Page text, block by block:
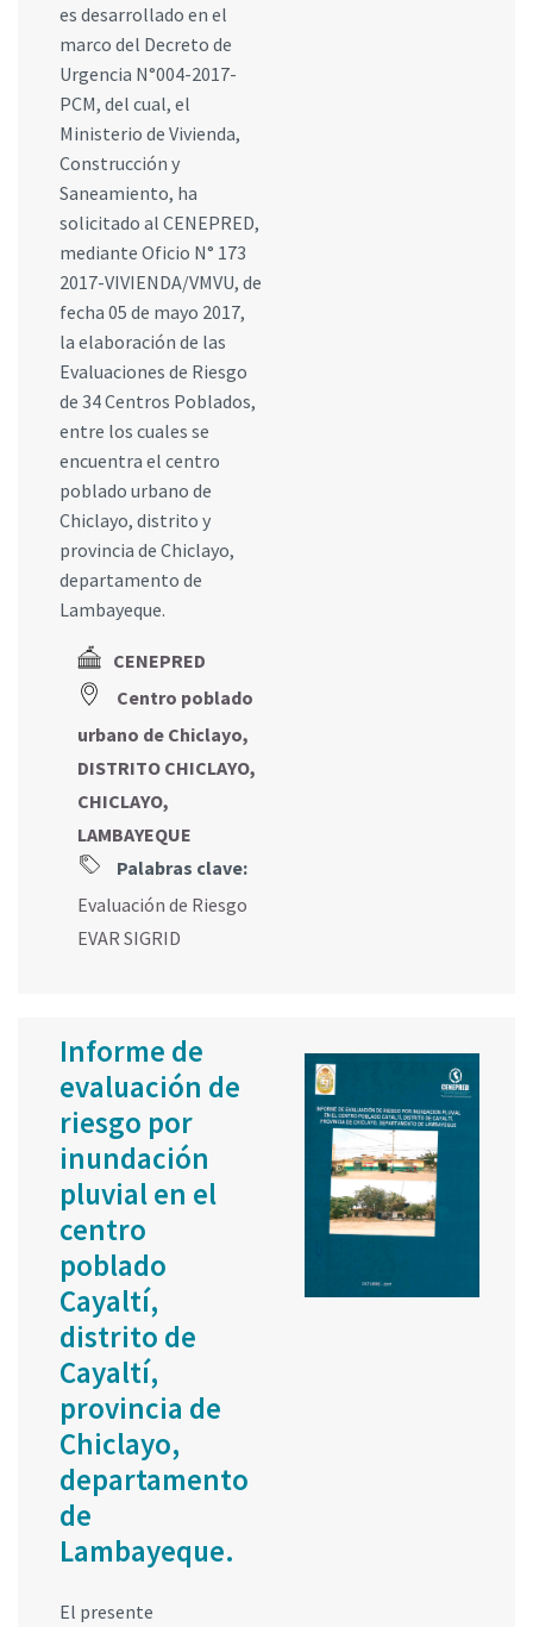
es desarrollado en el
marco del Decreto de
Urgencia N°004-2017-
PCM, del cual, el
Ministerio de Vivienda,
Construcción y
Saneamiento, ha
solicitado al CENEPRED,
mediante Oficio N° 173
2017-VIVIENDA/VMVU, de
fecha 05 de mayo 2017,
la elaboración de las
Evaluaciones de Riesgo
de 34 Centros Poblados,
entre los cuales se
encuentra el centro
poblado urbano de
Chiclayo, distrito y
provincia de Chiclayo,
departamento de
Lambayeque.
CENEPRED
Centro poblado
urbano de Chiclayo,
DISTRITO CHICLAYO,
CHICLAYO,
LAMBAYEQUE
Palabras clave:
Evaluación de Riesgo
EVAR SIGRID
Informe de
evaluación de
riesgo por
inundación
pluvial en el
centro
poblado
Cayaltí,
distrito de
Cayaltí,
provincia de
Chiclayo,
departamento
de
Lambayeque.
El presente